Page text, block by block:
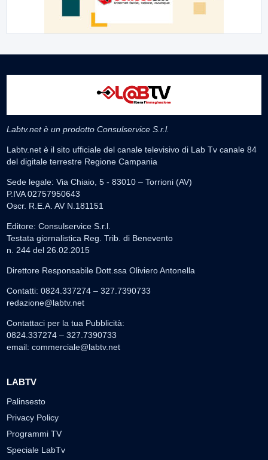
Labtv.net è un prodotto Consulservice S.r.l.
Labtv.net è il sito ufficiale del canale televisivo di Lab Tv canale 84
del digitale terrestre Regione Campania
Sede legale: Via Chiaio, 5 - 83010 – Torrioni (AV)
P.IVA 02757950643
Oscr. R.E.A. AV N.181151
Editore: Consulservice S.r.l.
Testata giornalistica Reg. Trib. di Benevento
n. 244 del 26.02.2015
Direttore Responsabile Dott.ssa Oliviero Antonella
Contatti: 0824.337274 – 327.7390733
redazione@labtv.net
Contattaci per la tua Pubblicità:
0824.337274 – 327.7390733
email: commerciale@labtv.net
LABTV
Palinsesto
Privacy Policy
Programmi TV
Speciale LabTv